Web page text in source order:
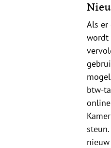
Als er
wordt
btw-